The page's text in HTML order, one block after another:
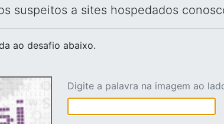
suspeitos a sites hospedados
ao desafio abaixo.
Digite a palavra na imagem ao